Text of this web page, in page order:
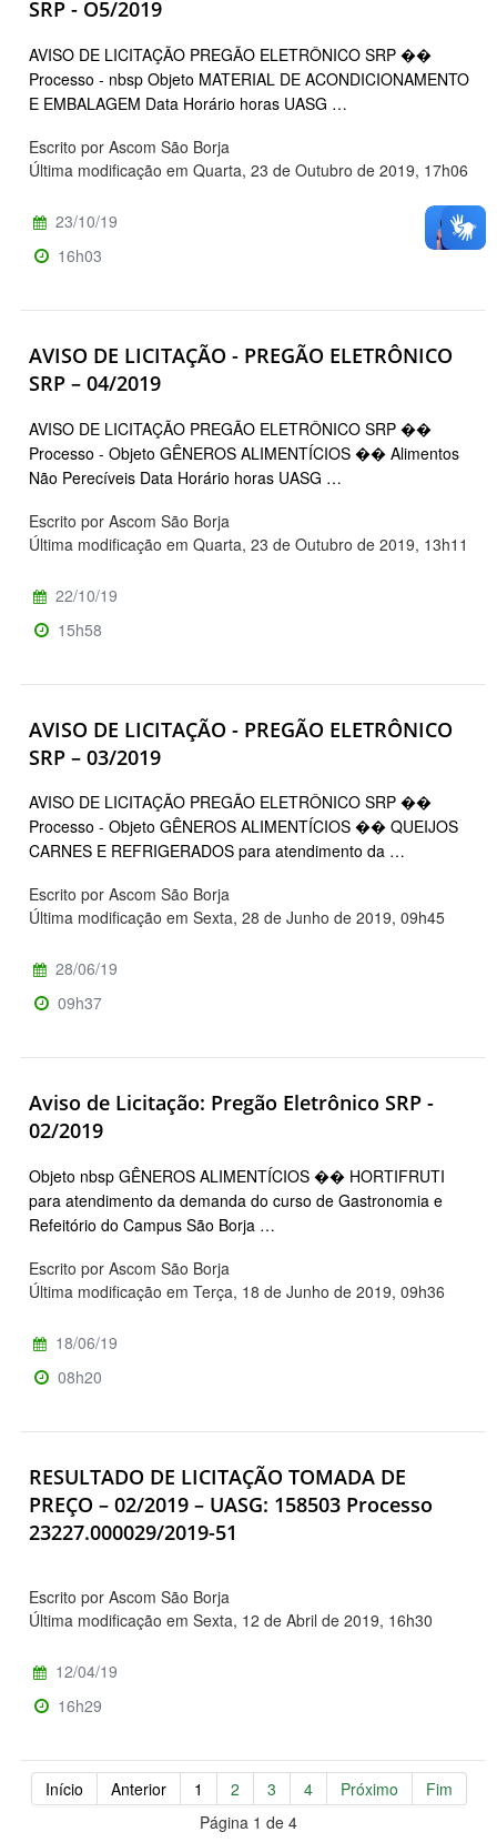
SRP - O5/2019
AVISO DE LICITAÇÃO PREGÃO ELETRÔNICO SRP ��
Processo - nbsp Objeto MATERIAL DE ACONDICIONAMENTO
E EMBALAGEM Data Horário horas UASG …
Escrito por Ascom São Borja
Última modificação em Quarta, 23 de Outubro de 2019, 17h06
23/10/19
16h03
AVISO DE LICITAÇÃO - PREGÃO ELETRÔNICO
SRP – 04/2019
AVISO DE LICITAÇÃO PREGÃO ELETRÔNICO SRP ��
Processo - Objeto GÊNEROS ALIMENTÍCIOS �� Alimentos
Não Perecíveis Data Horário horas UASG …
Escrito por Ascom São Borja
Última modificação em Quarta, 23 de Outubro de 2019, 13h11
22/10/19
15h58
AVISO DE LICITAÇÃO - PREGÃO ELETRÔNICO
SRP – 03/2019
AVISO DE LICITAÇÃO PREGÃO ELETRÔNICO SRP ��
Processo - Objeto GÊNEROS ALIMENTÍCIOS �� QUEIJOS
CARNES E REFRIGERADOS para atendimento da …
Escrito por Ascom São Borja
Última modificação em Sexta, 28 de Junho de 2019, 09h45
28/06/19
09h37
Aviso de Licitação: Pregão Eletrônico SRP -
02/2019
Objeto nbsp GÊNEROS ALIMENTÍCIOS �� HORTIFRUTI
para atendimento da demanda do curso de Gastronomia e
Refeitório do Campus São Borja …
Escrito por Ascom São Borja
Última modificação em Terça, 18 de Junho de 2019, 09h36
18/06/19
08h20
RESULTADO DE LICITAÇÃO TOMADA DE
PREÇO – 02/2019 – UASG: 158503 Processo
23227.000029/2019-51
Escrito por Ascom São Borja
Última modificação em Sexta, 12 de Abril de 2019, 16h30
12/04/19
16h29
Início Anterior 1 2 3 4 Próximo
Fim
Página 1 de 4